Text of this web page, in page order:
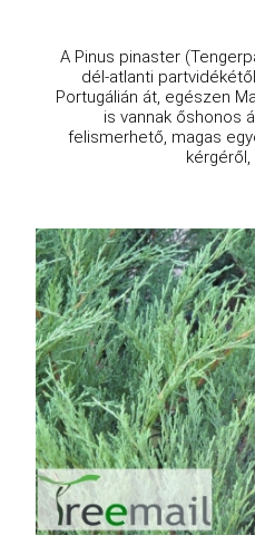
A Pinus pinaster
dél-atlanti
Portugálián át, egészen
is vannak őshonos
felismerhető, magas
kérgéről,